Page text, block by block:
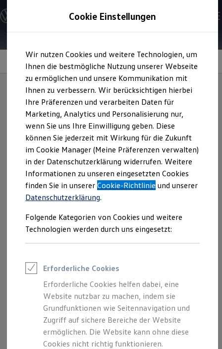
Hauptinhalt
springen
Footer
springen
Modelle und Konfigurator
Konfigurator
Modelle vergleichen
Elektroautos
ENERGY Sondermodelle
Nutzfahrzeuge
SUV und CUV
Familienautos
Kombis
Kompaktwagen
Sportwagen
Schnell verfügbare Fahrzeuge
Angebote und Produkte
Aktuelle Angebote
E-Auto-Förderung
Volkswagen Marktplatz
Die ENERGY Sondermodelle
Junge Gebrauchtwagen und Gebrauchtwagen
Volkswagen Zertifizierte Gebrauchtwagen
Elektromobilität bei Gebrauchtwagen
Saisonangebote
Reifenpakete
Leasing
Leasing-Angebote
Elektroauto Leasing
Kleinwagen-Leasing
Leasing ohne Anzahlung
Finanzierung
Autokredit mit Schlussrate
Versicherungen und Garantien
Kfz-Versicherung
Restschuldversicherungen
Garantien
Information
Dynamische
Nabenkappen
Setzen Sie ein optisches Highlight mit den Volkswagen
OriginalDynamischen Nabenkappen mit geprägtem „VW“-,
“- oder „R“-Logo. Im Gegensatz zur herkömmlichen
Nabenkappe dreht sie sich am Reifen nicht mit. Somit bleibt
das Logo während der Fahrt und in jeder Parkposition
aufrecht stehen.
Die dynamischen Nabenkappen sind aus schlagfestem
Verarbeitungsqualität und sind einfach zu montieren.
Cookie Einstellungen
Wir nutzen Cookies und weitere Technologien, um
Ihnen die bestmögliche Nutzung unserer Webseite
zu ermöglichen und unsere Kommunikation mit
Ihnen zu verbessern. Wir berücksichtigen hierbei
Ihre Präferenzen und verarbeiten Daten für
Marketing, Analytics und Personalisierung nur,
wenn Sie uns Ihre Einwilligung geben. Diese
können Sie jederzeit mit Wirkung für die Zukunft
im Cookie Manager (Meine Präferenzen verwalten)
in der Datenschutzerklärung widerrufen. Weitere
Informationen zu unseren eingesetzten Cookies
finden Sie in unsererCookie-Richtlinie und unserer
Datenschutzerklärung.
Folgende Kategorien von Cookies und weitere
Technologien werden durch uns eingesetzt:
Erforderliche Cookies
Erforderliche Cookies helfen dabei, eine
Website nutzbar zu machen, indem sie
Grundfunktionen wie Seitennavigation und
Zugriff auf sichere Bereiche der Website
ermöglichen. Die Website kann ohne diese
Cookies nicht richtig funktionieren.